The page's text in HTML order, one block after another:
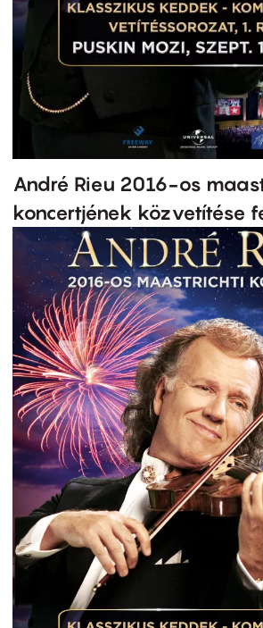
André Rieu 2016-os
koncertjének közvetítése